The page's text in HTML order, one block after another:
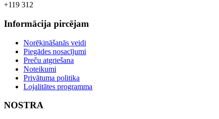
+119 312
Informācija pircējam
Norēķināšanās veidi
Piegādes nosacījumi
Preču atgriešana
Noteikumi
Privātuma politika
Lojalitātes programma
NOSTRA